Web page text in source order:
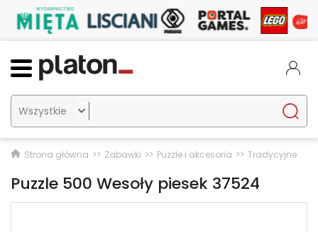

Strona główna Zabawki Puzzle i akcesoria Tradycyjne
Puzzle 500 Wesoły piesek 37524